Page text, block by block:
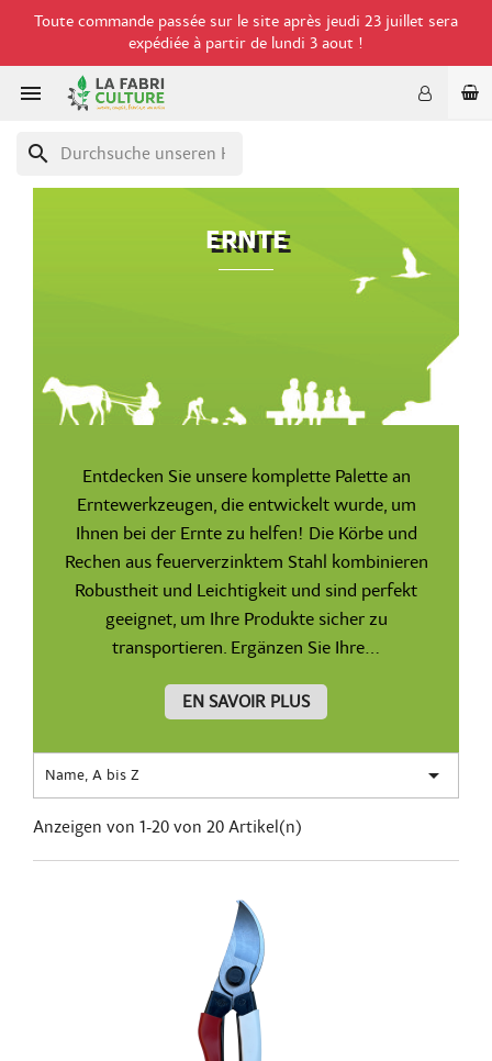
Toute commande passée sur le site après jeudi 23 juillet sera
expédiée à partir de lundi 3 aout !

search
ERNTE
Entdecken Sie unsere komplette Palette an
Erntewerkzeugen, die entwickelt wurde, um
Ihnen bei der Ernte zu helfen! Die Körbe und
Rechen aus feuerverzinktem Stahl kombinieren
Robustheit und Leichtigkeit und sind perfekt
geeignet, um Ihre Produkte sicher zu
transportieren. Ergänzen Sie Ihre...
EN SAVOIR PLUS
Name, A bis Z 
Anzeigen von 1-20 von 20 Artikel(n)